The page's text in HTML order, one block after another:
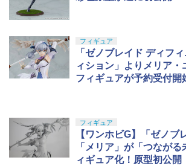
フィギュア
「ゼノブレイド ディフ
ィション」よりメリア・
フィギュアが予約受付開
フィギュア
【ワンホビG】「ゼノブ
「メリア」が「つなが
ィギュア化！原型初公開